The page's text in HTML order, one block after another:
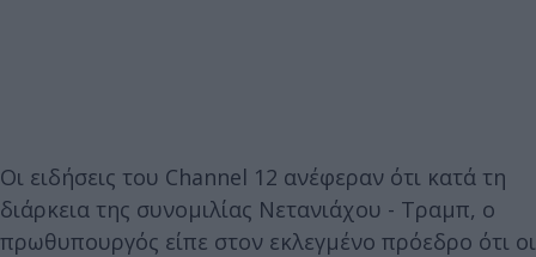
Οι ειδήσεις του Channel 12 ανέφεραν ότι κατά τη
διάρκεια της συνομιλίας Νετανιάχου - Τραμπ, ο
πρωθυπουργός είπε στον εκλεγμένο πρόεδρο ότι οι